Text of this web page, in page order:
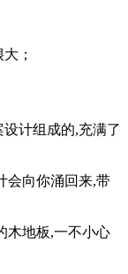
；
计组成的,充满了
会向你涌回来,带
木地板,一不小心